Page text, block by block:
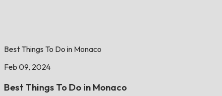
Best Things To Do in Monaco
Feb 09, 2024
Best Things To Do in Monaco